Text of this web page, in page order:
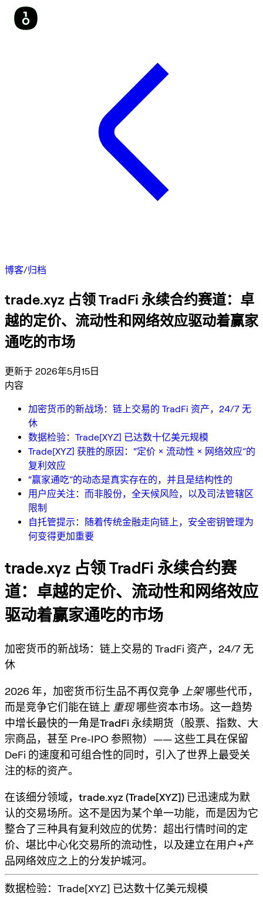
博客/归档
trade.xyz 占领 TradFi 永续合约赛道：卓
越的定价、流动性和网络效应驱动着赢家
通吃的市场
更新于 2026年5月15日
内容
加密货币的新战场：链上交易的 TradFi 资产，24/7 无
休
数据检验：Trade[XYZ] 已达数十亿美元规模
Trade[XYZ] 获胜的原因：“定价 × 流动性 × 网络效应”的
复利效应
“赢家通吃”的动态是真实存在的，并且是结构性的
用户应关注：而非股份，全天候风险，以及司法管辖区
限制
自托管提示：随着传统金融走向链上，安全密钥管理为
何变得更加重要
trade.xyz 占领 TradFi 永续合约赛
道：卓越的定价、流动性和网络效应
驱动着赢家通吃的市场
加密货币的新战场：链上交易的 TradFi 资产，24/7 无
休
2026 年，加密货币衍生品不再仅竞争 上架哪些代币，
而是竞争它们能在链上 重现哪些资本市场。这一趋势
中增长最快的一角是TradFi 永续期货 （股票、指数、大
宗商品，甚至 Pre-IPO 参照物）—— 这些工具在保留
DeFi 的速度和可组合性的同时，引入了世界上最受关
注的标的资产。
在该细分领域， trade.xyz (Trade[XYZ]) 已迅速成为默
认的交易场所。这不是因为某个单一功能，而是因为它
整合了三种具有复利效应的优势： 超出行情时间的定
价、堪比中心化交易所的流动性，以及建立在用户+产
品网络效应之上的分发护城河。
数据检验：Trade[XYZ] 已达数十亿美元规模